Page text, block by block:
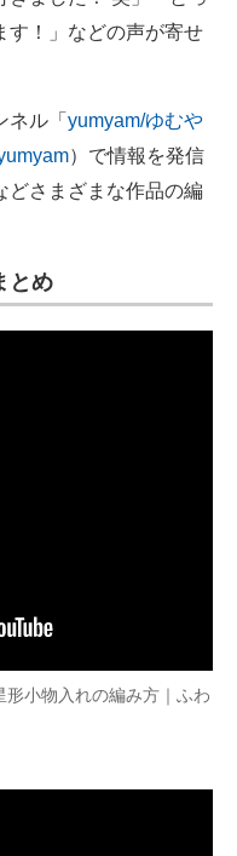
す！」などの声が寄せ
ル「 yumyam/ゆむや
）で情報を発信
どさまざまな作品の編
とめ
形小物入れの編み方｜ふわ